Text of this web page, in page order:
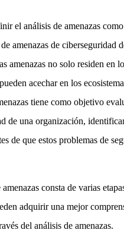
el análisis de amenazas
amenazas de ciberseguridad
amenazas no solo residen en
acechar en los
tiene como objetivo
de una organización,
de que estos problemas de
consta de varias
adquirir una mejor
del análisis de amenazas.